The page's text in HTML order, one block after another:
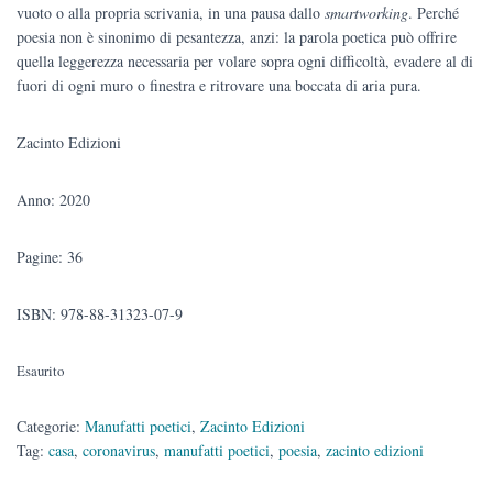
vuoto o alla propria scrivania, in una pausa dallo smartworking. Perché
poesia non è sinonimo di pesantezza, anzi: la parola poetica può offrire
quella leggerezza necessaria per volare sopra ogni difficoltà, evadere al di
fuori di ogni muro o finestra e ritrovare una boccata di aria pura.
Zacinto Edizioni
Anno: 2020
Pagine: 36
ISBN: 978-88-31323-07-9
Esaurito
Categorie: Manufatti poetici, Zacinto Edizioni
Tag: casa, coronavirus, manufatti poetici, poesia, zacinto edizioni